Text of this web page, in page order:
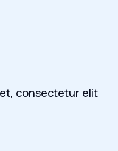
consectetur elit